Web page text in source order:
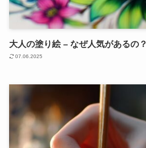
大人の塗り絵 – なぜ人気があるの？
07.06.2025